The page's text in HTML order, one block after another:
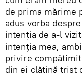
de prima mărime
adus vorba
intenţia de a-l
intenţia mea,
privire
din ei clătină trist